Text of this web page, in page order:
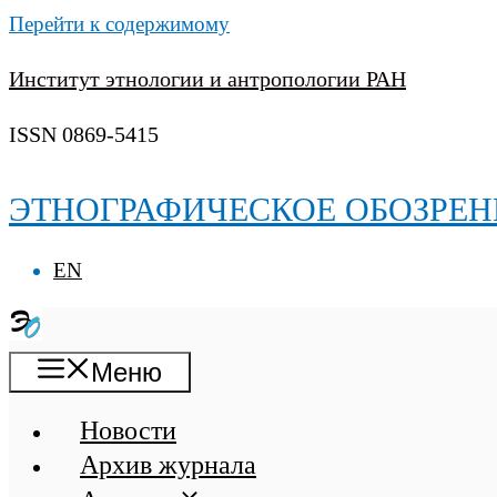
Перейти к содержимому
Институт этнологии и антропологии РАН
ISSN 0869-5415
ЭТНОГРАФИЧЕСКОЕ
EN
Меню
Новости
Архив журнала